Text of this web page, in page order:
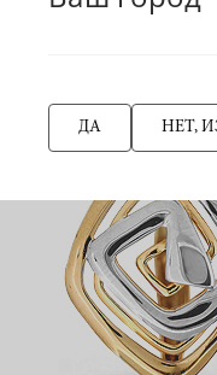
ДА НЕТ,